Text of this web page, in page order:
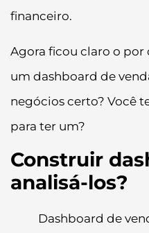
financeiro.
Agora ficou claro o
um dashboard de
negócios certo? Você
para ter um?
Construir
analisá-los?
Dashboard de